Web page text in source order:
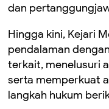
dan
Hingga kini, Kejari
pendalaman
terkait, menelusuri
serta memperkuat
langkah hukum